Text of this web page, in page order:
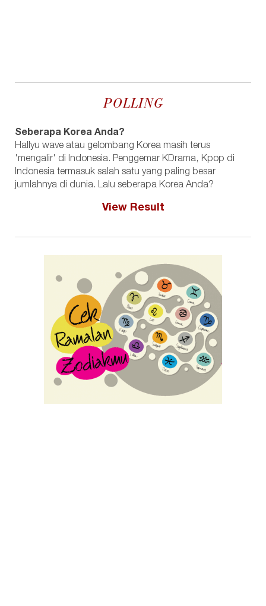
POLLING
Seberapa Korea Anda?
Hallyu wave atau gelombang Korea masih terus
'mengalir' di Indonesia. Penggemar KDrama, Kpop di
Indonesia termasuk salah satu yang paling besar
jumlahnya di dunia. Lalu seberapa Korea Anda?
View Result